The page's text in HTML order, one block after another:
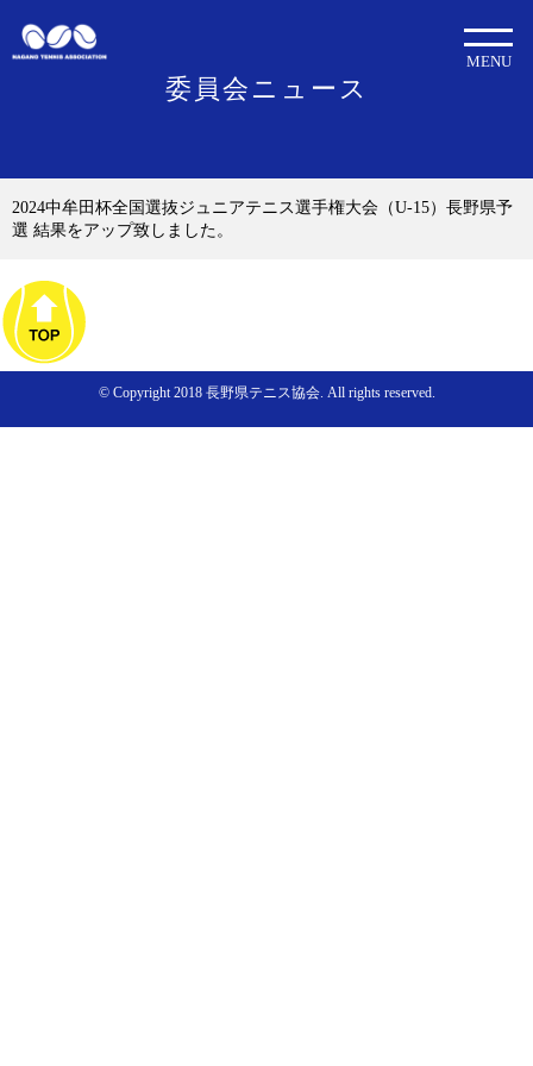
委員会ニュース
MENU
2024中牟田杯全国選抜ジュニアテニス選手権大会（U-15）長野県予
選 結果をアップ致しました。
© Copyright 2018 長野県テニス協会. All rights reserved.